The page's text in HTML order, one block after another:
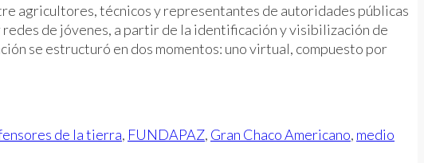
agricultores, técnicos y representantes de autoridades públicas
de jóvenes, a partir de la identificación y visibilización de
se estructuró en dos momentos: uno virtual, compuesto por
de la tierra, FUNDAPAZ, Gran Chaco Americano, medio